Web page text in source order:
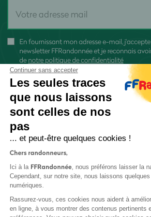
En fournissant mon adresse e-mail,
newsletter FFRandonnée et je reconnais
de notre politique de confidentialité
Protection des données
Continuer sans accepter
Les seules traces
que nous laissons
sont celles de nos
pas
... et peut-être quelques cookies !
Chers randonneurs,
Ici à la FFRandonnée, nous préférons laisser la
Cependant, sur notre site, nous laissons
numériques.
Rassurez-vous, ces cookies nous aident à
en ligne, à vous montrer des contenus pertinents